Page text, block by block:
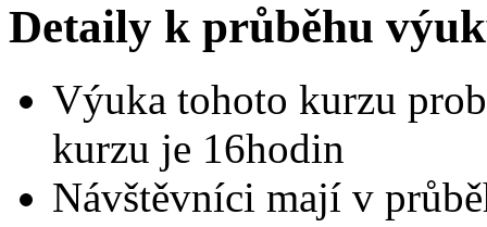
Detaily k průběhu
Výuka tohoto kurzu
kurzu je 16hodin
Návštěvníci mají v